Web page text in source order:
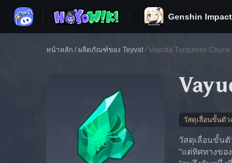
Genshin Impact
หน้าหลัก / ผลิตภัณฑ์ของ Teyvat / Vayuda Turquoise Chunk
วัสดุเลื่อนขั้นตัว
วัสดุเลื่อนขั้นตั
"แต่ทิศทางขอ